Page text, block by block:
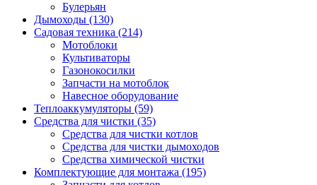
Булерьян
Дымоходы (130)
Садовая техника (214)
Мотоблоки
Культиваторы
Газонокосилки
Запчасти на мотоблок
Навесное оборудование
Теплоаккумуляторы (59)
Средства для чистки (35)
Средства для чистки котлов
Средства для чистки дымоходов
Средства химической чистки
Комплектующие для монтажа (195)